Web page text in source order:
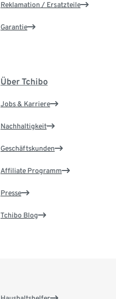
Reklamation / Ersatzteile
Garantie
Über Tchibo
Jobs & Karriere
Nachhaltigkeit
Geschäftskunden
Affiliate Programm
Presse
Tchibo Blog